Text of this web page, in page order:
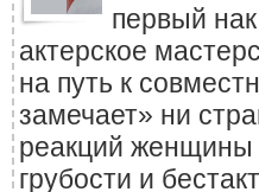
первый
актерское
на путь к
замечает» ни
реакций женщины
грубости и